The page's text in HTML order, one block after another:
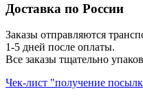
Доставка по России
Заказы отправляются
1-5 дней после оплаты.
Все заказы тщательно
Чек-лист "получение